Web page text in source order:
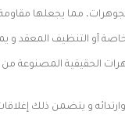
مما يجعلها
أو التنظيف المعقد
الحقيقية المصنوعة
و يتضمن ذلك